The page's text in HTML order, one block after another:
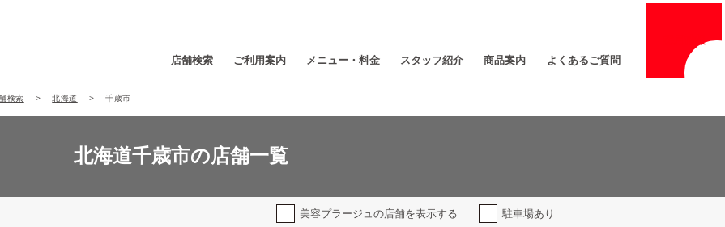
情報
店舗検索 ご利用案内 メニュー・料金 スタッフ紹介 商品案内 よくあるご質問
検索 北海道 千歳市
北海道千歳市の店舗一覧
美容プラージュの店舗を表示する 駐車場あり